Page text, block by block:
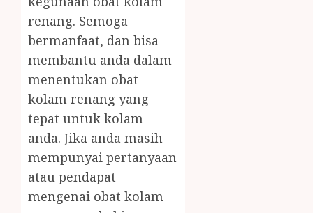
renang. Semoga
bermanfaat, dan bisa
membantu anda dalam
menentukan obat
kolam renang yang
tepat untuk kolam
anda. Jika anda masih
mempunyai pertanyaan
atau pendapat
mengenai obat kolam